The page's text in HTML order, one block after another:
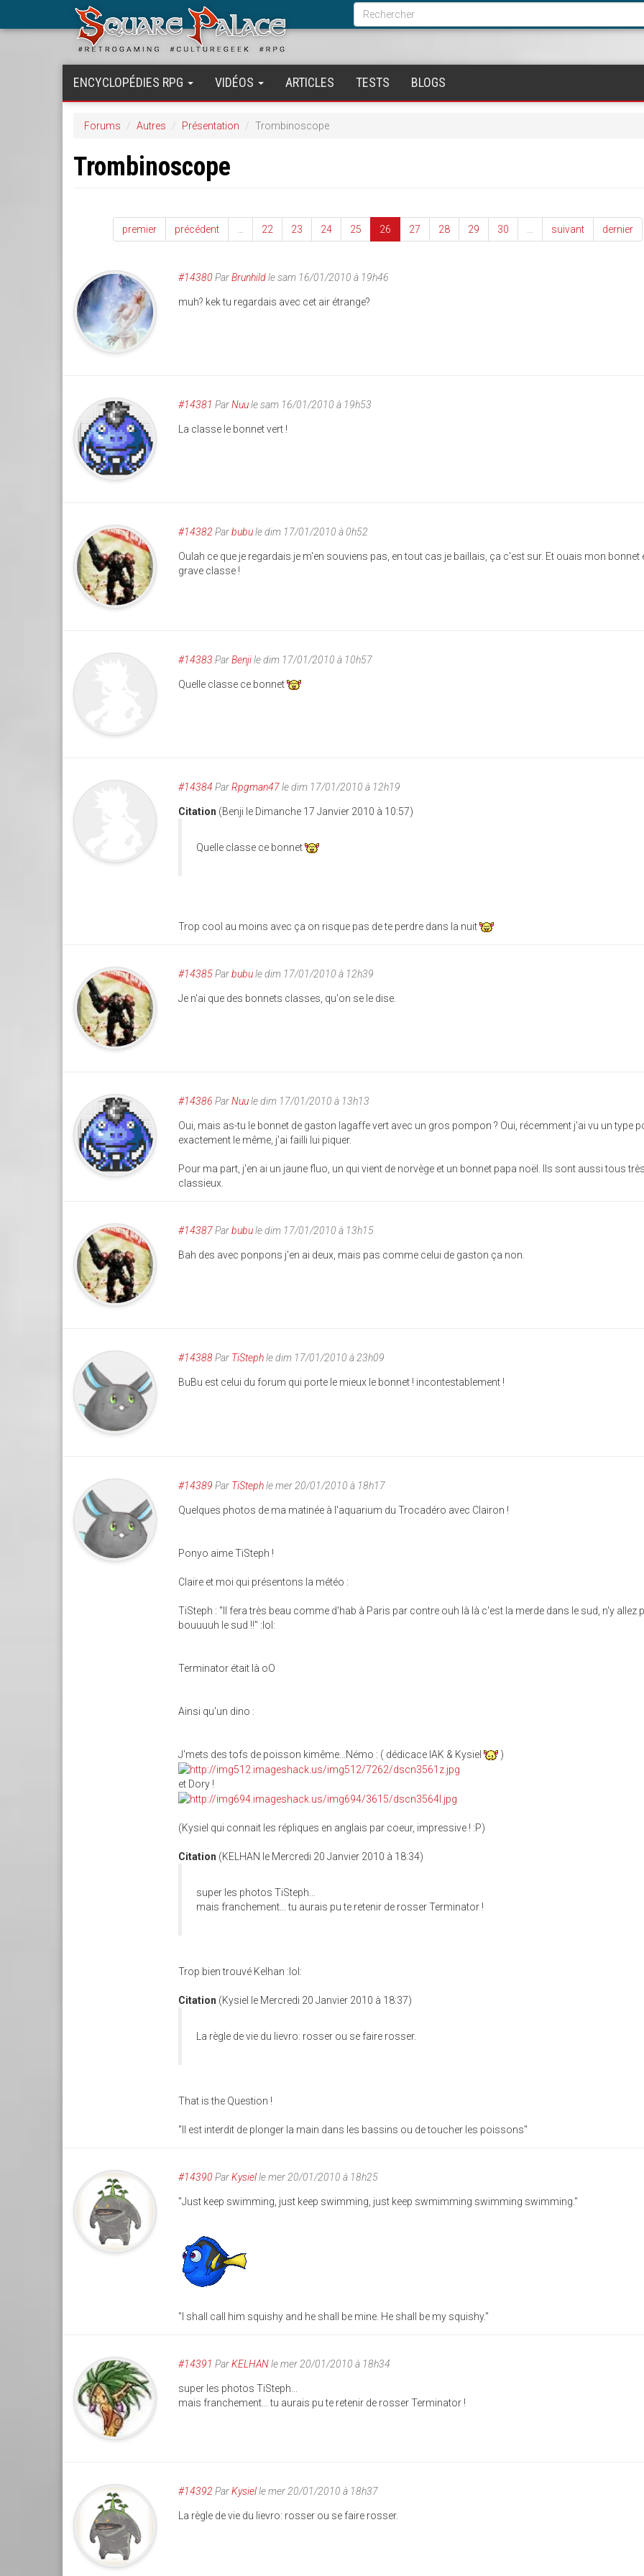
Formulaire
de
recherche
Rechercher
ENCYCLOPÉDIES RPG VIDÉOS ARTICLES TESTS BLOGS
Forums Autres Présentation Trombinoscope
Trombinoscope
premier précédent 22 23 24 25 26 27 28 29 30 suivant dernier
#14380 ParBrunhildle sam 16/01/2010 à 19h46
muh? kek tu regardais avec cet air étrange?
#14381 ParNuule sam 16/01/2010 à 19h53
La classe le bonnet vert !
#14382 Parbubule dim 17/01/2010 à 0h52
Oulah ce que je regardais je m'en souviens pas, en tout cas je baillais, ça c'est sur. Et ouais mon bonnet
grave classe !
#14383 ParBenjile dim 17/01/2010 à 10h57
Quelle classe ce bonnet
#14384 ParRpgman47le dim 17/01/2010 à 12h19
Citation (Benji le Dimanche 17 Janvier 2010 à 10:57)
Quelle classe ce bonnet
Trop cool au moins avec ça on risque pas de te perdre dans la nuit
#14385Parbubule dim 17/01/2010 à 12h39
Je n'ai que des bonnets classes, qu'on se le dise.
#14386 ParNuule dim 17/01/2010 à 13h13
Oui, mais as-tu le bonnet de gaston lagaffe vert avec un gros pompon ? Oui, récemment j'ai vu un type
exactement le même, j'ai failli lui piquer.
Pour ma part, j'en ai un jaune fluo, un qui vient de norvège et un bonnet papa noël. Ils sont aussi tous très
classieux.
#14387Parbubule dim 17/01/2010 à 13h15
Bah des avec ponpons j'en ai deux, mais pas comme celui de gaston ça non.
#14388Par TiStephle dim 17/01/2010 à 23h09
BuBu est celui du forum qui porte le mieux le bonnet ! incontestablement !
#14389 Par TiStephle mer 20/01/2010 à 18h17
Quelques photos de ma matinée à l'aquarium du Trocadéro avec Clairon !
Ponyo aime TiSteph !
Claire et moi qui présentons la météo :
TiSteph : "Il fera très beau comme d'hab à Paris par contre ouh là là c'est la merde dans le sud, n'y allez
bouuuuh le sud !!" :lol:
Terminator était là oO
Ainsi qu'un dino :
J'mets des tofs de poisson kimême...Némo : ( dédicace IAK & Kysiel )
et Dory !
(Kysiel qui connait les répliques en anglais par coeur, impressive ! :P)
Citation (KELHAN le Mercredi 20 Janvier 2010 à 18:34)
super les photos TiSteph...
mais franchement... tu aurais pu te retenir de rosser Terminator !
Trop bien trouvé Kelhan :lol:
Citation (Kysiel le Mercredi 20 Janvier 2010 à 18:37)
La règle de vie du lievro: rosser ou se faire rosser.
That is the Question !
"Il est interdit de plonger la main dans les bassins ou de toucher les poissons"
#14390 ParKysielle mer 20/01/2010 à 18h25
"Just keep swimming, just keep swimming, just keep swmimming swimming swimming."
"I shall call him squishy and he shall be mine. He shall be my squishy."
#14391 ParKELHANle mer 20/01/2010 à 18h34
super les photos TiSteph...
mais franchement... tu aurais pu te retenir de rosser Terminator !
#14392 ParKysielle mer 20/01/2010 à 18h37
La règle de vie du lievro: rosser ou se faire rosser.